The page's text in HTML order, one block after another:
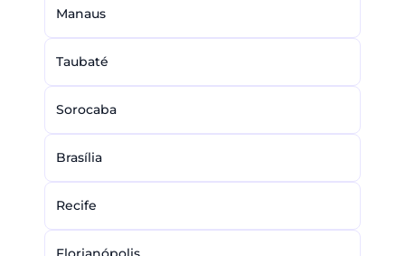
Manaus
Taubaté
Sorocaba
Brasília
Recife